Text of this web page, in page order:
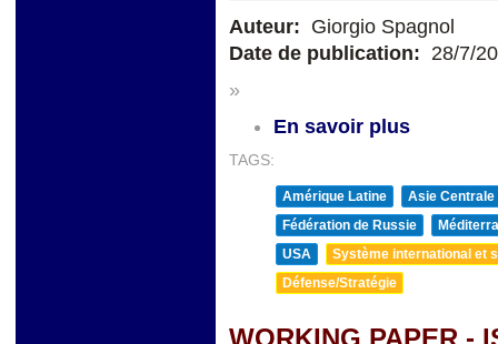
Auteur: Giorgio Spagnol
Date de publication: 28/7/
»
En savoir plus
TAGS:
Amérique Latine
Asie Centrale
Fédération de Russie
USA
Système international et
Défense/Stratégie